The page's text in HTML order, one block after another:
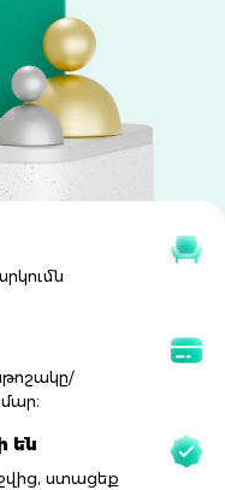
են
ստացեք